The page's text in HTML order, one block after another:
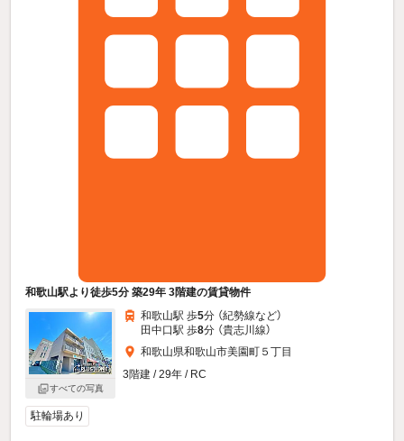
和歌山駅より徒歩5分 築29年 3階建の賃貸物件
すべての写真
和歌山駅 歩5分 （紀勢線など）
田中口駅 歩8分 （貴志川線）
和歌山県和歌山市美園町５丁目
3階建 / 29年 / RC
駐輪場あり